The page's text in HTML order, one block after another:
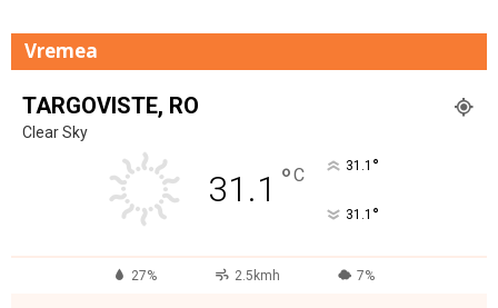
Vremea
TARGOVISTE, RO
Clear Sky
31.1 °C 31.1 °
31.1 °
27% 2.5kmh 7%